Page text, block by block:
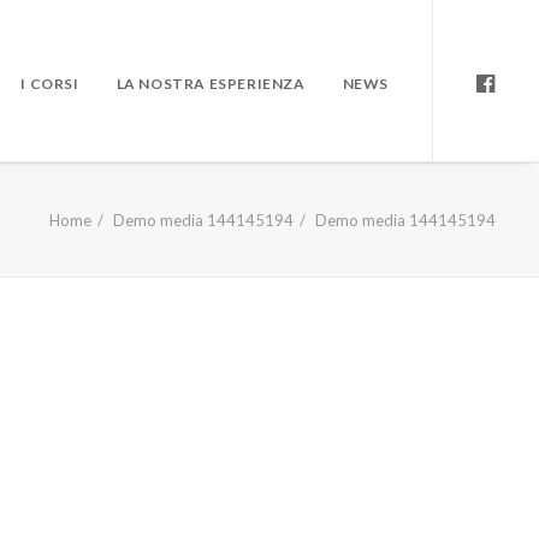
I CORSI LA NOSTRA ESPERIENZA NEWS
Home Demo media 144145194 Demo media 144145194